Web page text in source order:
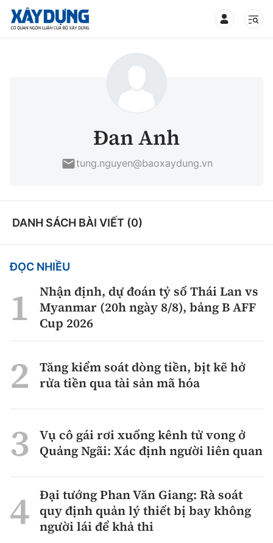
Mới nhất
Chính trị
Chuyện dọc đường
Cải chính
Xây dựng
Chỉ đạo điều hành
Quy hoạch kiến trúc
Vật liệu xây dựng
Quản lý đô thị
Giao thông
Quản lý
Đường bộ
Đường sắt
Đường sắt tốc độ cao
Hàng hải
Kinh tế
Thị trường
Tài chính
Chứng khoán
Doanh nghiệp
Thanh tra
Điều tra
Pháp đình
Hỏi - Đáp
An toàn giao thông
ATGT địa phương
Lái xe an toàn
Chung tay vì ATGT
Giáo dục
Đời sống
Lao động - Công đoàn
Văn hóa - Giải Trí
Showbiz
Điện ảnh
Bóng đá
Công nghệ
Đan Anh
tung.nguyen@baoxaydung.vn
DANH SÁCH BÀI VIẾT (0)
ĐỌC NHIỀU
Nhận định, dự đoán tỷ số Thái Lan vs
Myanmar (20h ngày 8/8), bảng B AFF
Cup 2026
Tăng kiểm soát dòng tiền, bịt kẽ hở
rửa tiền qua tài sản mã hóa
Vụ cô gái rơi xuống kênh tử vong ở
Quảng Ngãi: Xác định người liên quan
Đại tướng Phan Văn Giang: Rà soát
quy định quản lý thiết bị bay không
người lái để khả thi